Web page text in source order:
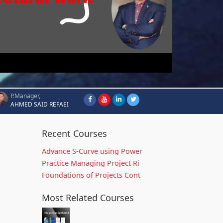
P.Manager,
AHMED SAID REFAEI
Recent Courses
Advance S-Curve using Power
Practice Managing Project Ri
Foundations of Projects Cont
Most Related Courses